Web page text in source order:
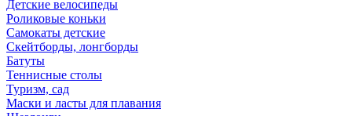
Детские велосипеды
Роликовые коньки
Самокаты детские
Скейтборды, лонгборды
Батуты
Теннисные столы
Туризм, сад
Маски и ласты для плавания